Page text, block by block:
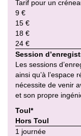
Tarif pour un
9 €
15 €
18 €
24 €
Session
Les sessions
ainsi qu’à l’espace
nécessite de venir
et son propre
Toul*
Hors Toul
1 journée